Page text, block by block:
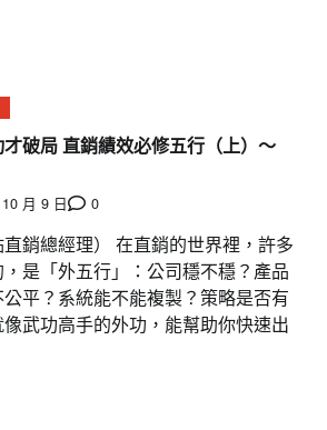
破局 直銷績效必修五行（上）～
月 9 日 0
銷總經理） 在直銷的世界裡，許多
是「外五行」：公司穩不穩？產品
平？系統能不能複製？策略是否有
武功高手的外功，能幫助你快速出